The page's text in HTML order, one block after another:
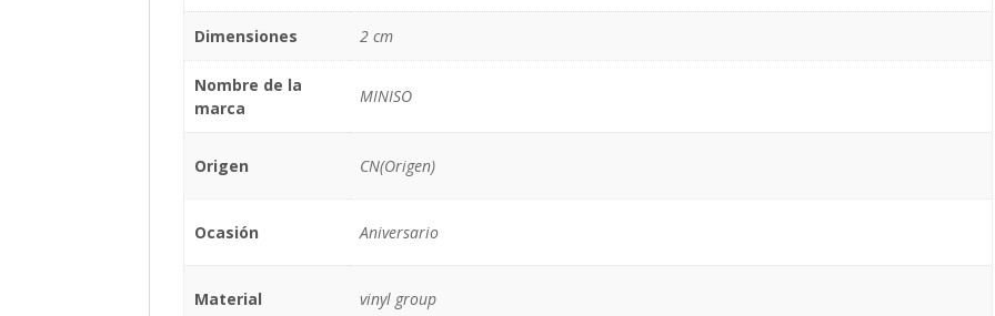
Dimensiones 2 cm
Nombre de la
marca
MINISO
Origen CN(Origen)
Ocasión Aniversario
Material vinyl group